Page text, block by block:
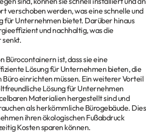
verschoben werden, was eine schnelle und
für Unternehmen bietet. Darüber hinaus
und nachhaltig, was die
Bürocontainern ist, dass sie eine
Lösung für Unternehmen bieten, die
Büro einrichten müssen. Ein weiterer Vorteil
Lösung für Unternehmen
Materialien hergestellt sind und
als herkömmliche Bürogebäude. Dies
ihren ökologischen Fußabdruck
Kosten sparen können.